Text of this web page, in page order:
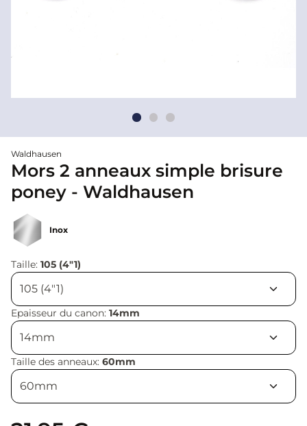
Waldhausen
Mors 2 anneaux simple brisure
poney - Waldhausen
Inox
Taille: 105 (4"1)
Epaisseur du canon: 14mm
Taille des anneaux: 60mm